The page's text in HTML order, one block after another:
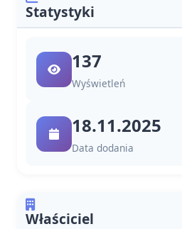
Statystyki
137
Wyświetleń
18.11.2025
Data dodania
Właściciel